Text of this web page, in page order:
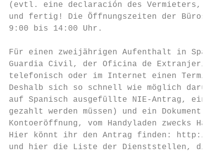
(evtl. eine declaración des Vermieters,
und fertig! Die Öffnungszeiten der Büros
9:00 bis 14:00 Uhr.
Für einen zweijährigen Aufenthalt in
Guardia Civil, der Oficina de Extranjería
telefonisch oder im Internet einen Termin
Deshalb sich so schnell wie möglich darum
auf Spanisch ausgefüllte NIE-Antrag, eine
gezahlt werden müssen) und ein
Kontoeröffnung, vom Handyladen zwecks
Hier könnt ihr den Antrag finden: http://
und hier die Liste der Dienststellen, die